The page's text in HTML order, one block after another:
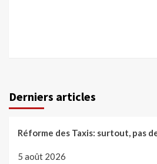
Derniers articles
Réforme des Taxis: surtout, pas
5 août 2026